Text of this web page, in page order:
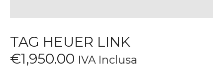
TAG HEUER LINK
€1,950.00 IVA Inclusa